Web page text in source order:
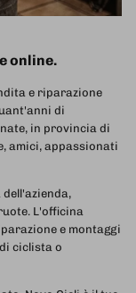
online.
e riparazione
di
in provincia di
amici, appassionati
dell'azienda,
L'officina
e montaggi
ciclista o